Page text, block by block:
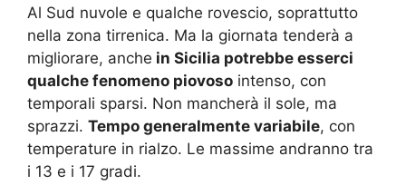
Al Sud nuvole e qualche rovescio, soprattutto
nella zona tirrenica. Ma la giornata tenderà a
migliorare, anche in Sicilia potrebbe esserci
qualche fenomeno piovoso intenso, con
temporali sparsi. Non mancherà il sole, ma
sprazzi. Tempo generalmente variabile, con
temperature in rialzo. Le massime andranno tra
i 13 e i 17 gradi.